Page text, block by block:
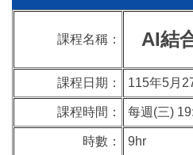
課程名稱： AI結
課程日期： 115年5月
課程時間： 每週(三)
時數： 9hr